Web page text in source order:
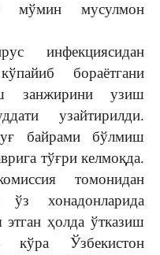
мўмин мусулмон
инфекциясидан
бораётгани
занжирини узиш
узайтирилди.
байрами бўлмиш
тўғри келмоқда.
томонидан
хонадонларида
этган ҳолда ўтказиш
Ўзбекистон